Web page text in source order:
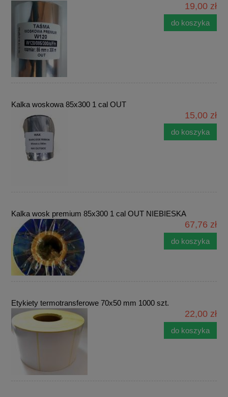
19,00 zł
do koszyka
Kalka woskowa 85x300 1 cal OUT
15,00 zł
do koszyka
Kalka wosk premium 85x300 1 cal OUT NIEBIESKA
67,76 zł
do koszyka
Etykiety termotransferowe 70x50 mm 1000 szt.
22,00 zł
do koszyka